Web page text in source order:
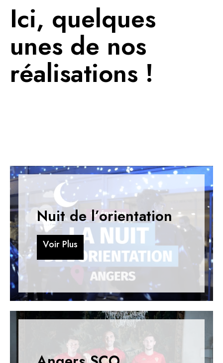
Ici, quelques
unes de nos
réalisations !
Nuit de l’orientation
Voir Plus
Voir Plus